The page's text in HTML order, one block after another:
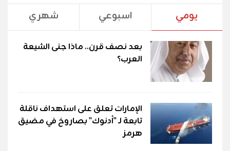
يومي اسبوعي شهري
بعد نصف قرن.. ماذا جنى الشيعة
العرب؟
الإمارات تعلق على استهداف ناقلة
تابعة لـ "أدنوك" بصاروخ في مضيق
هرمز